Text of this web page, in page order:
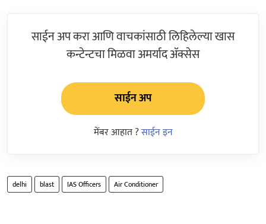
साईन अप करा आणि वाचकांसाठी लिहिलेल्या खास
कन्टेन्टचा मिळवा अमर्याद ॲक्सेस
साईन अप
मेंबर आहात ?साईन इन
delhi blast IAS Officers Air Conditioner